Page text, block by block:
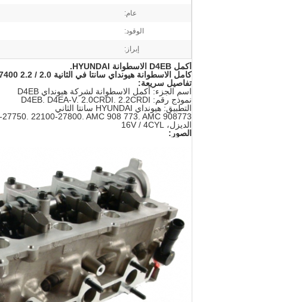
عام:
الوقود:
إبراز:
أكمل D4EB الاسطوانة HYUNDAI.
كامل الاسطوانة هيونداي سانتا في الثانية 2.0 / 2.2 CRDI VGT D4EB 22100-27400
تفاصيل سريعة:
اسم الجزء: أكمل الاسطوانة لشركة هيونداي D4EB
نموذج رقم: D4EB. D4EA-V. 2.0CRDI. 2.2CRDI
التطبيق: هيونداي HYUNDAI سانتا الثاني
22100-27800. AMC 908 773. AMC 908773
الديزل، 16V / 4CYL
الصور: